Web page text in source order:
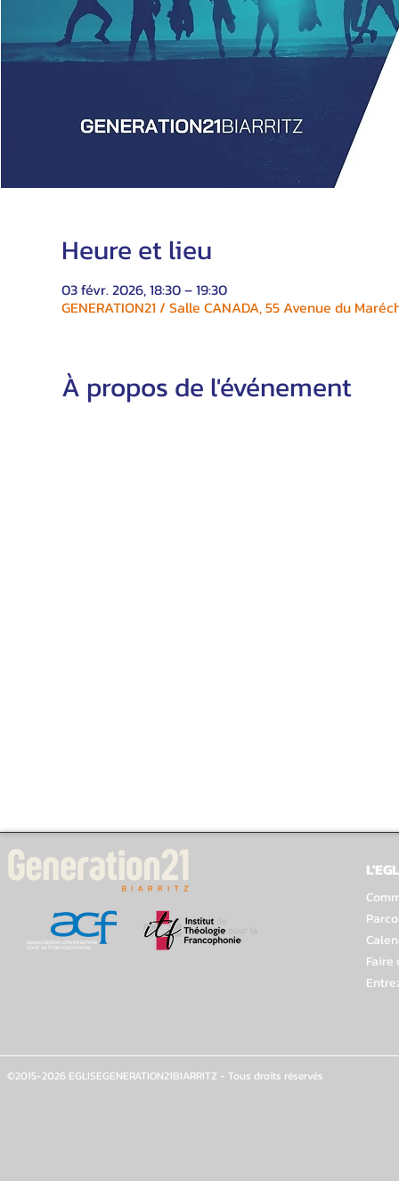
Heure et lieu
03 févr. 2026, 18:30 – 19:30
GENERATION21 / Salle CANADA, 55 Avenue du
À propos de l'événement
Faire
©2015-2026 EGLISEGENERATION21BIARRITZ - Tous droits réservés